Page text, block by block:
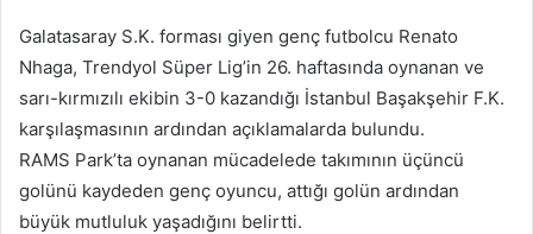
Galatasaray S.K. forması giyen genç futbolcu Renato
Nhaga, Trendyol Süper Lig’in 26. haftasında oynanan ve
sarı-kırmızılı ekibin 3-0 kazandığı İstanbul Başakşehir F.K.
karşılaşmasının ardından açıklamalarda bulundu.
RAMS Park’ta oynanan mücadelede takımının üçüncü
golünü kaydeden genç oyuncu, attığı golün ardından
büyük mutluluk yaşadığını belirtti.